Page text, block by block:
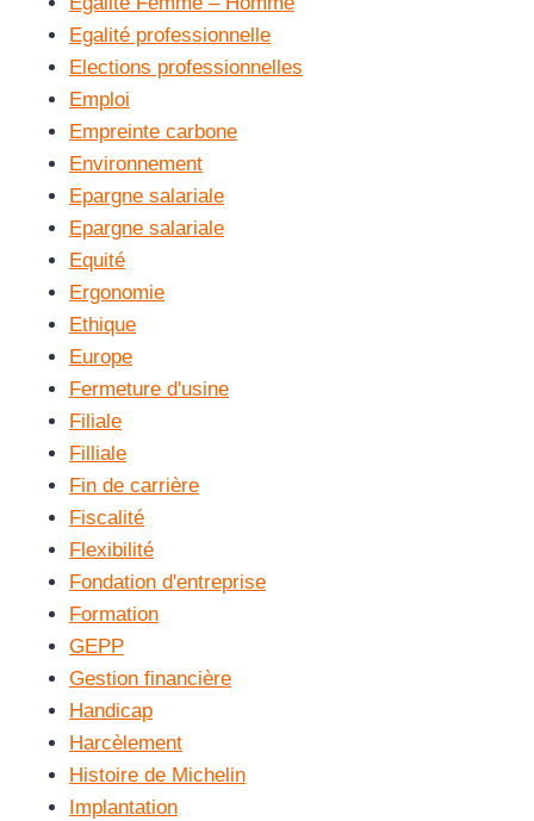
Egalité professionnelle
Elections professionnelles
Emploi
Empreinte carbone
Environnement
Epargne salariale
Epargne salariale
Equité
Ergonomie
Ethique
Europe
Fermeture d'usine
Filiale
Filliale
Fin de carrière
Fiscalité
Flexibilité
Fondation d'entreprise
Formation
GEPP
Gestion financière
Handicap
Harcèlement
Histoire de Michelin
Implantation